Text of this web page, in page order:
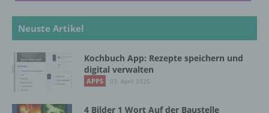
Neuste Artikel
Kochbuch App: Rezepte speichern und
digital verwalten
APPS 03. April 2025
4 Bilder 1 Wort Auf der Baustelle
Verarbeitung ist jeder mit oder ohne Hilfe
automatisierter Verfahren ausgeführte